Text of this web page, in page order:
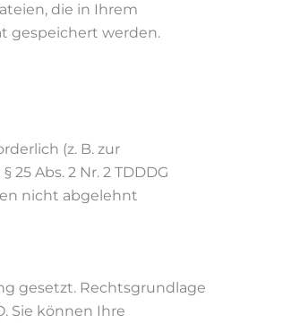
die in Ihrem
gespeichert werden.
(z. B. zur
Abs. 2 Nr. 2 TDDDG
nicht abgelehnt
gesetzt. Rechtsgrundlage
Sie können Ihre